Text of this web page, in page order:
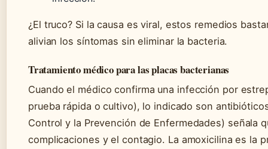
¿El truco? Si la causa es viral, estos remedios
alivian los síntomas sin eliminar la bacteria.
Tratamiento médico para las placas bacterianas
Cuando el médico confirma una infección por
prueba rápida o cultivo), lo indicado son
Control y la Prevención de Enfermedades) señala
complicaciones y el contagio. La amoxicilina es la